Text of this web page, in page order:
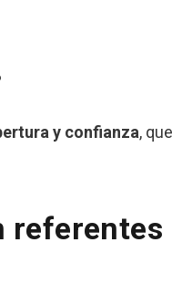
y confianza,
referentes